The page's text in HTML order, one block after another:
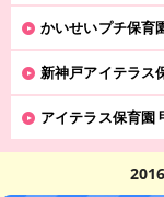
かいせいプチ保育
新神戸アイテラス
アイテラス保育園